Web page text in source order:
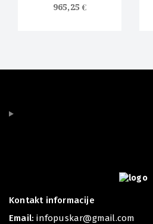
965,25€
Kontakt informacije
Email:infopuskar@gmail.com